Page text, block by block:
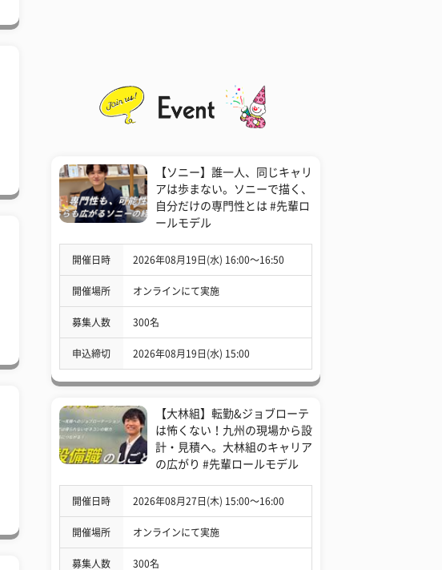
【ソニー】誰一人、同じキャリ
アは歩まない。ソニーで描く、
自分だけの専門性とは #先輩ロ
ールモデル
開催日時 2026年08月19日(水) 16:00〜16:50
開催場所 オンラインにて実施
募集人数 300名
申込締切 2026年08月19日(水) 15:00
【大林組】転勤&ジョブローテ
は怖くない！九州の現場から設
計・見積へ。大林組のキャリア
の広がり #先輩ロールモデル
開催日時 2026年08月27日(木) 15:00〜16:00
開催場所 オンラインにて実施
募集人数 300名